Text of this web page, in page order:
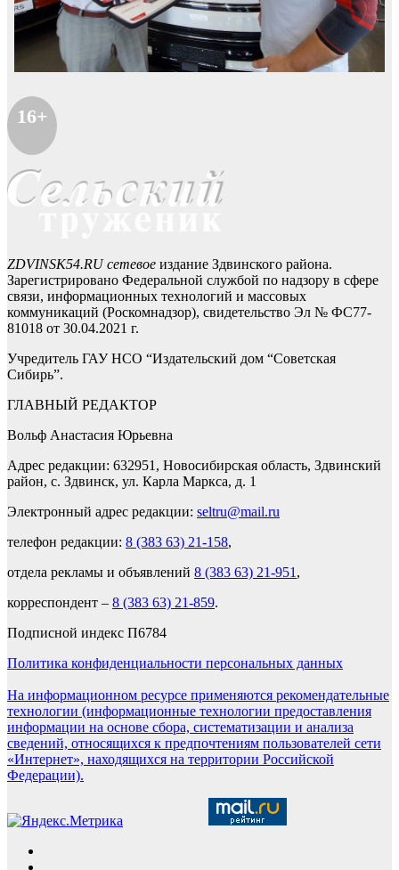
16+
ZDVINSK54.RU сетевое издание Здвинского района.
Зарегистрировано Федеральной службой по надзору в сфере
связи, информационных технологий и массовых
коммуникаций (Роскомнадзор), свидетельство Эл № ФС77-
81018 от 30.04.2021 г.
Учредитель ГАУ НСО “Издательский дом “Советская
Сибирь”.
ГЛАВНЫЙ РЕДАКТОР
Вольф Анастасия Юрьевна
Адрес редакции: 632951, Новосибирская область, Здвинский
район, с. Здвинск, ул. Карла Маркса, д. 1
Электронный адрес редакции: seltru@mail.ru
телефон редакции: 8 (383 63) 21-158,
отдела рекламы и объявлений 8 (383 63) 21-951 ,
корреспондент – 8 (383 63) 21-859.
Подписной индекс П6784
Политика конфиденциальности персональных данных
На информационном ресурсе применяются рекомендательные
технологии (информационные технологии предоставления
информации на основе сбора, систематизации и анализа
сведений, относящихся к предпочтениям пользователей сети
«Интернет», находящихся на территории Российской
Федерации).